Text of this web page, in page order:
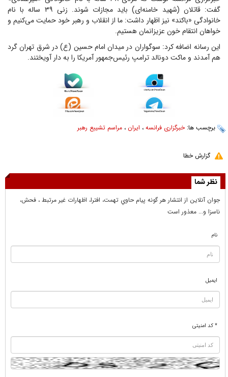
گفت: قاتلان (شهید خامنه‌ای) باید مجازات شوند. زنی ۳۹ ساله با نام
خانوادگی «باکند» نیز اظهار داشت: ما از انقلاب و رهبر خود حمایت می‌کنیم و
خواهان انتقام خون عزیزانمان هستیم.
این رسانه اضافه کرد: سوگواران در میدان امام حسین (ع) در شرق تهران گرد
هم آمدند و ماکت دونالد ترامپ رئیس‌جمهور آمریکا را به دار آویختند.
برچسب ها:خبرگزاری فرانسه ، ایران ، مراسم تشییع رهبر
گزارش خطا
نظر شما
جوان آنلاين از انتشار هر گونه پيام حاوي تهمت، افترا، اظهارات غير مرتبط ، فحش،
ناسزا و... معذور است
نام
ایمیل
* کد امنیتی